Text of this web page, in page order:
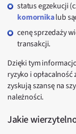
status egzekucji
komornikalub
cenę sprzedaży
transakcji.
Dzięki tym
ryzyko i
zyskują szansę na
należności.
Jakie